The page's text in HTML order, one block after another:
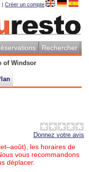
| Créer un compte
Rechercher
of Windsor
Donnez votre avis
les horaires de
vous recommandons
déplacer.